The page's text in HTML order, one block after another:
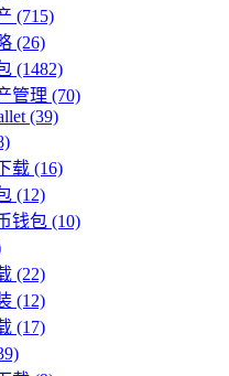
(715)
(26)
(1482)
管理 (70)
(39)
载 (16)
(12)
钱包 (10)
(22)
(12)
(17)